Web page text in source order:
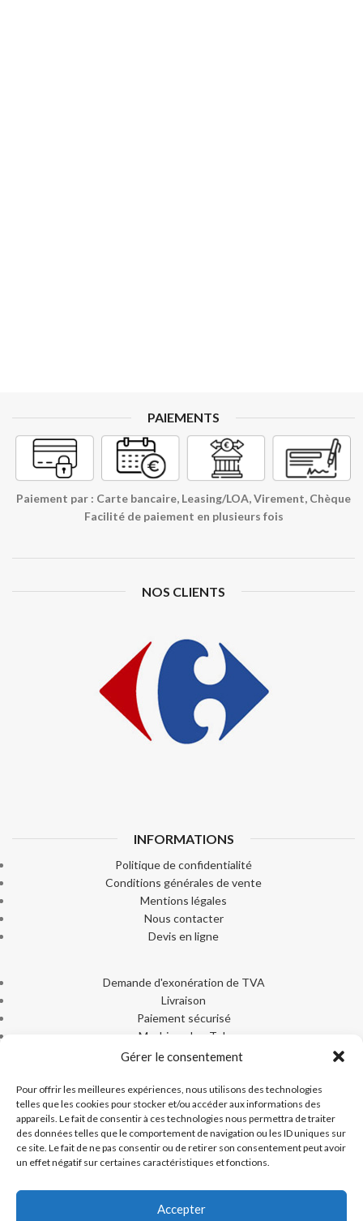
Gérer le consentement
Pour offrir les meilleures expériences, nous utilisons des technologies
telles que les cookies pour stocker et/ou accéder aux informations des
appareils. Le fait de consentir à ces technologies nous permettra de traiter
des données telles que le comportement de navigation ou les ID uniques sur
ce site. Le fait de ne pas consentir ou de retirer son consentement peut avoir
un effet négatif sur certaines caractéristiques et fonctions.
Accepter
PAIEMENTS
Paiement par : Carte bancaire, Leasing/LOA, Virement, Chèque
Facilité de paiement en plusieurs fois
NOS CLIENTS
INFORMATIONS
Politique de confidentialité
Conditions générales de vente
Mentions légales
Nous contacter
Devis en ligne
Demande d'exonération de TVA
Livraison
Paiement sécurisé
Machines Ice-Tek
Documentation produits
ACHAT DEPUIS LES DOM-TOM
Si vous résidez dans les DOM-TOM et que vous souhaitez acheter
nos produits, veuilleznous contacterafin de pouvoir commander et
connaître les frais de livraison spécifiques à votre secteur